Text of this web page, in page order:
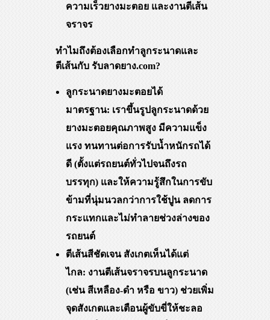
ความเร็วยางมะตอย และงานตีเส้น
จราจร
ทำไมถึงต้องเลือกทำลูกระนาดและ
ตีเส้นกับ รับลาดยาง.com?
ลูกระนาดยางมะตอยได้
มาตรฐาน: เราขึ้นรูปลูกระนาดด้วย
ยางมะตอยคุณภาพสูง มีความแข็ง
แรง ทนทานต่อการรับน้ำหนักรถได้
ดี (ตั้งแต่รถยนต์ทั่วไปจนถึงรถ
บรรทุก) และให้ความรู้สึกในการขับ
ข้ามที่นุ่มนวลกว่าการใช้ปูน ลดการ
กระแทกและไม่ทำลายช่วงล่างของ
รถยนต์
ตีเส้นสีชัดเจน สังเกตเห็นได้แต่
ไกล: งานตีเส้นจราจรบนลูกระนาด
(เช่น สีเหลือง-ดำ หรือ ขาว) ช่วยเพิ่ม
จุดสังเกตและเตือนผู้ขับขี่ให้ชะลอ